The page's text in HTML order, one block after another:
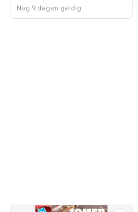
Nog 9 dagen geldig